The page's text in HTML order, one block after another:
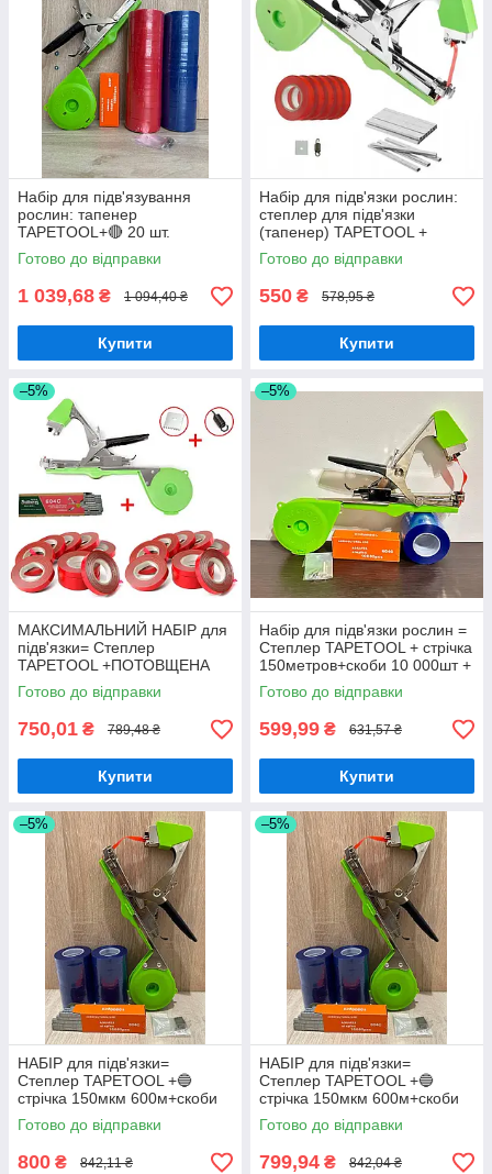
Набір для підв'язування
рослин: тапенер
TAPETOOL+🔴 20 шт.
червоних стрічок+ 🔵20 шт.
синіх стрічок + скоби
Готово до відправки
1 039,68 ₴ 1 094,40 ₴
Купити
Набір для підв'язки рослин:
степлер для підв'язки
(тапенер) TAPETOOL +
стрічка (5 бабін) + скоби
10000 шт.
Готово до відправки
550 ₴ 578,95 ₴
Купити
–5%
МАКСИМАЛЬНИЙ НАБІР для
підв'язки= Степлер
TAPETOOL +ПОТОВЩЕНА
стрічка 130мкм 600м+скоби
+ніж+пружина)
Готово до відправки
750,01 ₴ 789,48 ₴
Купити
–5%
Набір для підв'язки рослин =
Степлер TAPETOOL + стрічка
150метров+скоби 10 000шт +
РЕМКОМПЛЕКТ
Готово до відправки
599,99 ₴ 631,57 ₴
Купити
–5%
НАБІР для підв'язки=
Степлер TAPETOOL +🔵
стрічка 150мкм 600м+скоби
+ніж+пружина)
Готово до відправки
800 ₴ 842,11 ₴
–5%
НАБІР для підв'язки=
Степлер TAPETOOL +🔵
стрічка 150мкм 600м+скоби
+ніж+пружина)
Готово до відправки
799,94 ₴ 842,04 ₴